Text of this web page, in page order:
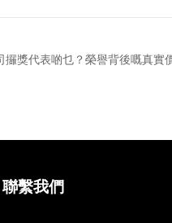
攞獎代表啲乜？榮譽背後嘅真實
聯繫我們